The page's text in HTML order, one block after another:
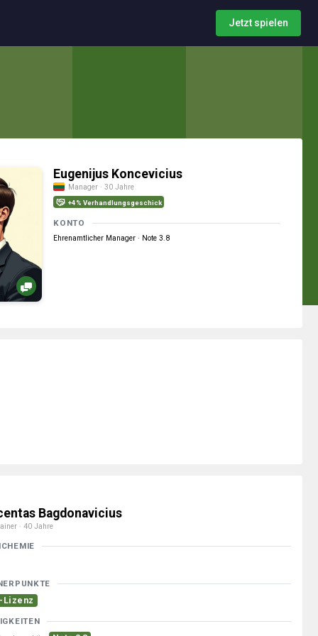
Jetzt spielen
Eugenijus Koncevicius
Manager · 30 Jahre
+4% Verhandlungsgeschick
KONTO
Ehrenamtlicher Manager · Note 3.8
Bagdonavicius
· 40 Jahre
Lizenz